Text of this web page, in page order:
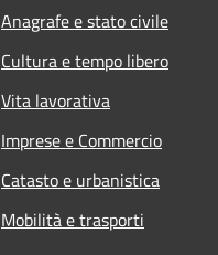
Anagrafe e stato civile
Cultura e tempo libero
Vita lavorativa
Imprese e Commercio
Catasto e urbanistica
Mobilità e trasporti